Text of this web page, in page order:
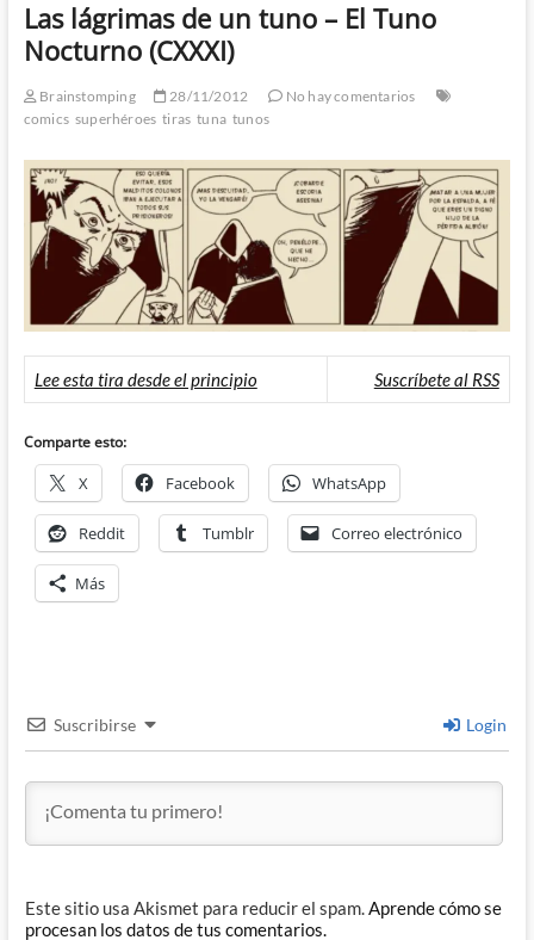
Las lágrimas de un tuno – El Tuno
Nocturno (CXXXI)
Brainstomping 28/11/2012
No hay comentarios
comics superhéroes tiras tuna tunos
Lee esta tira desde el principio Suscríbete al RSS
Comparte esto:
X Facebook WhatsApp
Reddit Tumblr Correo electrónico
Más
Suscribirse Login
Este sitio usa Akismet para reducir el spam.Aprende cómo se
procesan los datos de tus comentarios.